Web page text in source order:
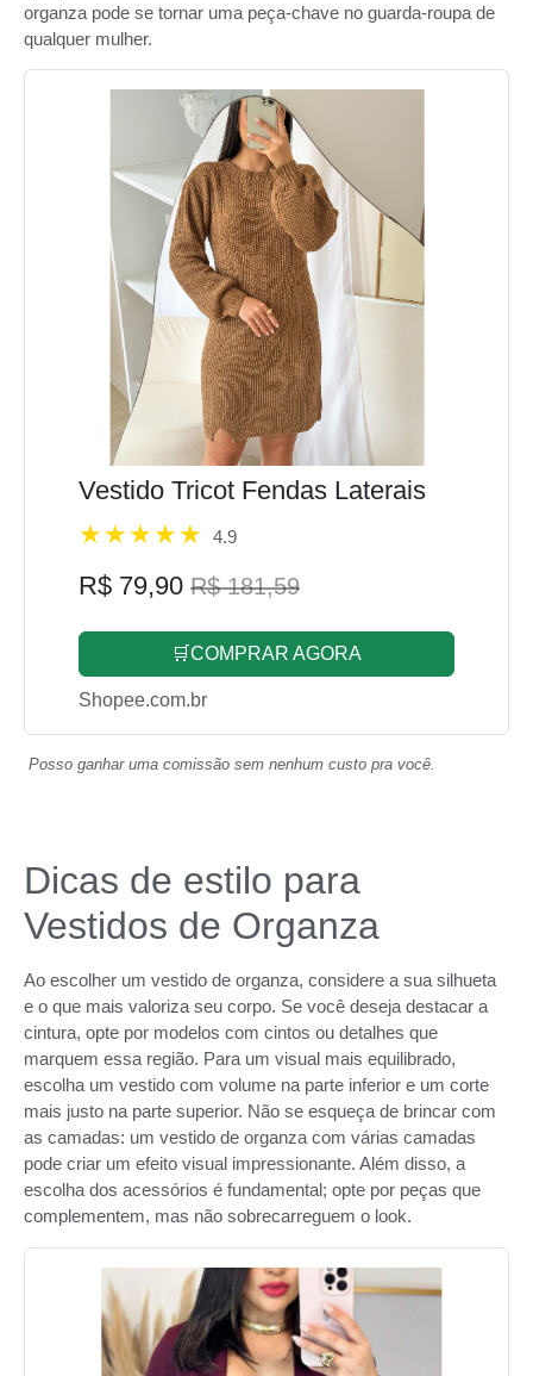
organza pode se tornar uma peça-chave no guarda-roupa de
qualquer mulher.
Vestido Tricot Fendas Laterais
4.9
R$ 79,90 R$ 181,59
🛒COMPRAR AGORA
Shopee.com.br
Posso ganhar uma comissão sem nenhum custo pra você.
Dicas de estilo para
Vestidos de Organza
Ao escolher um vestido de organza, considere a sua silhueta
e o que mais valoriza seu corpo. Se você deseja destacar a
cintura, opte por modelos com cintos ou detalhes que
marquem essa região. Para um visual mais equilibrado,
escolha um vestido com volume na parte inferior e um corte
mais justo na parte superior. Não se esqueça de brincar com
as camadas: um vestido de organza com várias camadas
pode criar um efeito visual impressionante. Além disso, a
escolha dos acessórios é fundamental; opte por peças que
complementem, mas não sobrecarreguem o look.